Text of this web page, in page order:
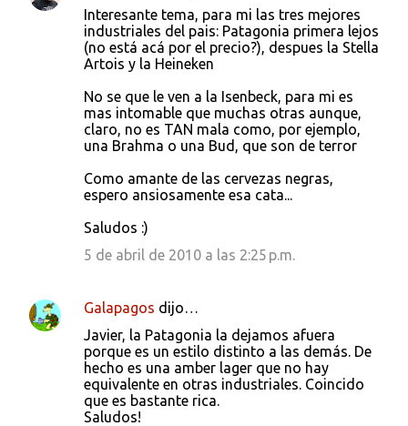
Interesante tema, para mi las tres mejores
industriales del pais: Patagonia primera lejos
(no está acá por el precio?), despues la Stella
Artois y la Heineken
No se que le ven a la Isenbeck, para mi es
mas intomable que muchas otras aunque,
claro, no es TAN mala como, por ejemplo,
una Brahma o una Bud, que son de terror
Como amante de las cervezas negras,
espero ansiosamente esa cata...
Saludos :)
5 de abril de 2010 a las 2:25 p.m.
Galapagos dijo…
Javier, la Patagonia la dejamos afuera
porque es un estilo distinto a las demás. De
hecho es una amber lager que no hay
equivalente en otras industriales. Coincido
que es bastante rica.
Saludos!